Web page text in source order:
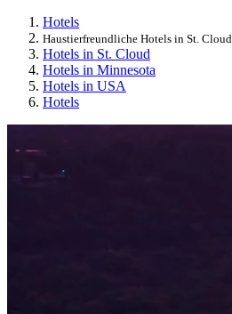
Hotels
Haustierfreundliche Hotels in St. Cloud
Hotels in St. Cloud
Hotels in Minnesota
Hotels in USA
Hotels